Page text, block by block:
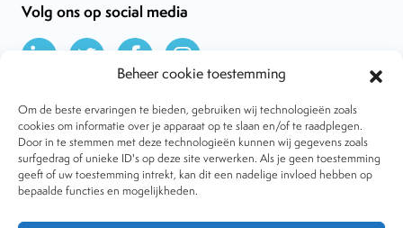
Beheer cookie toestemming
Om de beste ervaringen te bieden, gebruiken wij technologieën zoals
cookies om informatie over je apparaat op te slaan en/of te raadplegen.
Door in te stemmen met deze technologieën kunnen wij gegevens zoals
surfgedrag of unieke ID's op deze site verwerken. Als je geen toestemming
geeft of uw toestemming intrekt, kan dit een nadelige invloed hebben op
bepaalde functies en mogelijkheden.
Volg ons op social media
Over VtdK
Contact
Nieuws
Behandelwijzen
Dossiers